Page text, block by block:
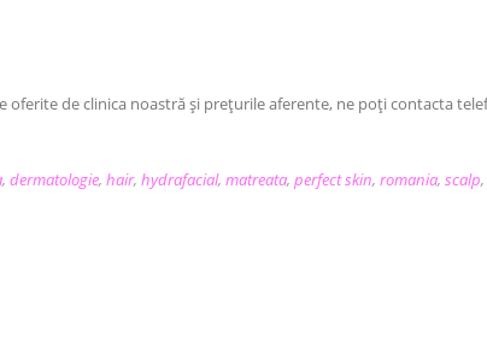
de clinica noastră și prețurile aferente, ne poți contacta
, dermatologie, hair, hydrafacial, matreata, perfect skin, romania, scalp,